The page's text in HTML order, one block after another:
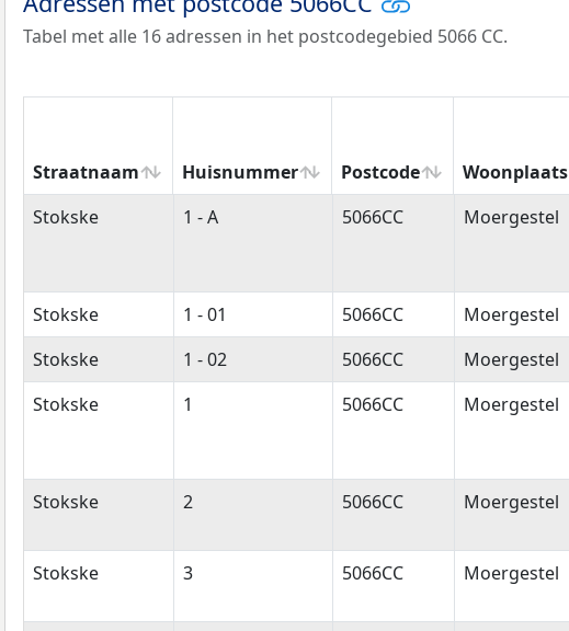
Tabel met alle 16 adressen in het postcodegebied 5066 CC.
Straatnaam Huisnummer Postcode Woonplaats
Straatnaam
Huisnummer Postcode Woonplaats
Stokske 1 - A 5066CC Moergestel
Stokske 1 - 01 5066CC Moergestel
Stokske
1 - 02 5066CC Moergestel
Stokske
1 5066CC Moergestel
Stokske 2 5066CC Moergestel
Stokske 3 5066CC Moergestel